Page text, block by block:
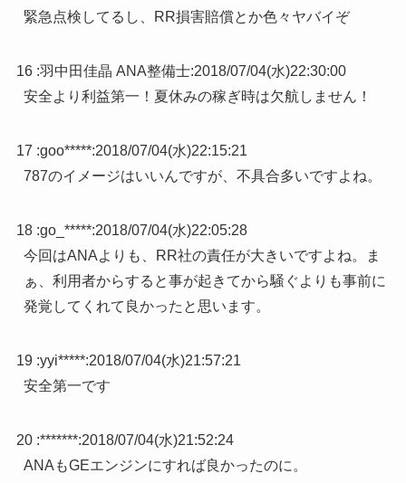
緊急点検してるし、RR損害賠償とか色々ヤバイぞ
16 :羽中田佳晶 ANA整備士:2018/07/04(水)22:30:00
安全より利益第一！夏休みの稼ぎ時は欠航しません！
17 :goo*****:2018/07/04(水)22:15:21
787のイメージはいいんですが、不具合多いですよね。
18 :go_*****:2018/07/04(水)22:05:28
今回はANAよりも、RR社の責任が大きいですよね。ま
ぁ、利用者からすると事が起きてから騒ぐよりも事前に
発覚してくれて良かったと思います。
19 :yyi*****:2018/07/04(水)21:57:21
安全第一です
20 :*******:2018/07/04(水)21:52:24
ANAもGEエンジンにすれば良かったのに。